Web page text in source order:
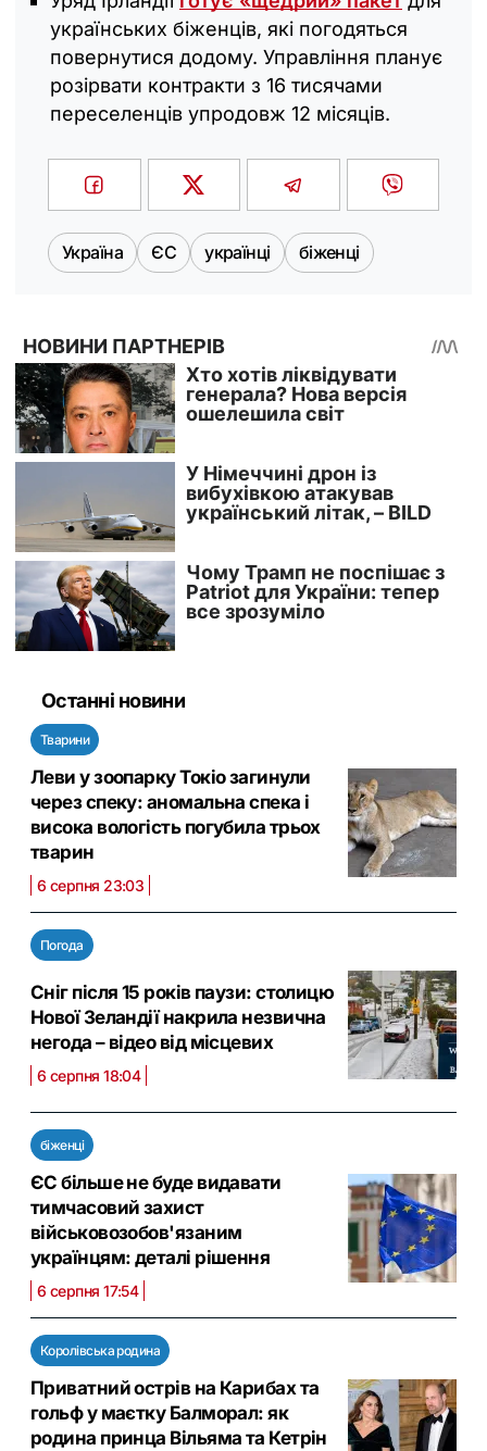
українських біженців, які погодяться
повернутися додому. Управління планує
розірвати контракти з 16 тисячами
переселенців упродовж 12 місяців.
Україна ЄС українці біженці
Останні новини
Тварини
Леви у зоопарку Токіо загинули
через спеку: аномальна спека і
висока вологість погубила трьох
тварин
6 серпня 23:03
Погода
Сніг після 15 років паузи: столицю
Нової Зеландії накрила незвична
негода – відео від місцевих
6 серпня 18:04
біженці
ЄС більше не буде видавати
тимчасовий захист
військовозобов'язаним
українцям: деталі рішення
6 серпня 17:54
Королівська родина
Приватний острів на Карибах та
гольф у маєтку Балморал: як
родина принца Вільяма та Кетрін